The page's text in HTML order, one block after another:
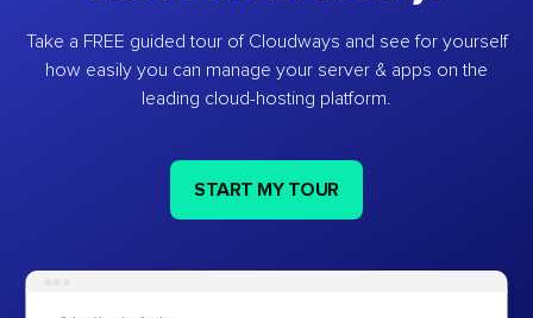
Take a FREE guided tour of Cloudways and see for yourself
how easily you can manage your server & apps on the
leading cloud-hosting platform.
START MY TOUR